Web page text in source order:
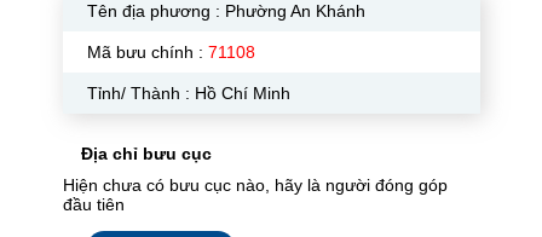
Tên địa phương : Phường An Khánh
Mã bưu chính : 71108
Tỉnh/ Thành : Hồ Chí Minh
Địa chỉ bưu cục
Hiện chưa có bưu cục nào, hãy là người đóng góp
đầu tiên